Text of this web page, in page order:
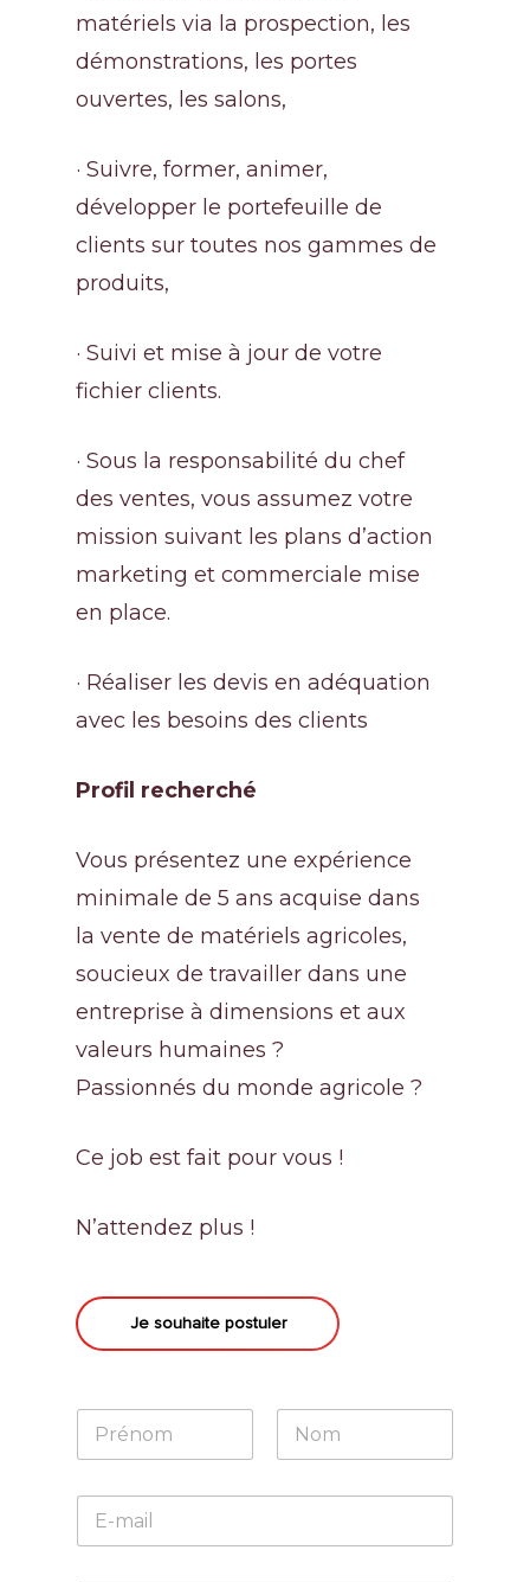
matériels via la prospection, les
démonstrations, les portes
ouvertes, les salons,
· Suivre, former, animer,
développer le portefeuille de
clients sur toutes nos gammes de
produits,
· Suivi et mise à jour de votre
fichier clients.
· Sous la responsabilité du chef
des ventes, vous assumez votre
mission suivant les plans d’action
marketing et commerciale mise
en place.
· Réaliser les devis en adéquation
avec les besoins des clients
Profil recherché
Vous présentez une expérience
minimale de 5 ans acquise dans
la vente de matériels agricoles,
soucieux de travailler dans une
entreprise à dimensions et aux
valeurs humaines ?
Passionnés du monde agricole ?
Ce job est fait pour vous !
N’attendez plus !
Je souhaite postuler
Massey Ferguson
Irrigation
Recrutement
Nos agences